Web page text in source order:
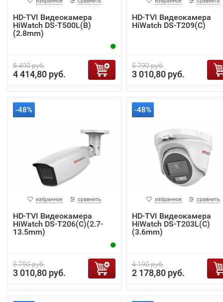
HD-TVI Видеокамера
HiWatch DS-T500L(B)
(2.8mm)
8 490 руб.
4 414,80 руб.
HD-TVI Видеокамера
HiWatch DS-T209(С)
5 790 руб.
3 010,80 руб.
-48%
избранное сравнить
HD-TVI Видеокамера
HiWatch DS-T206(C)(2.7-
13.5mm)
5 790 руб.
3 010,80 руб.
-48%
избранное сравнить
HD-TVI Видеокамера
HiWatch DS-T203L(C)
(3.6mm)
4 190 руб.
2 178,80 руб.